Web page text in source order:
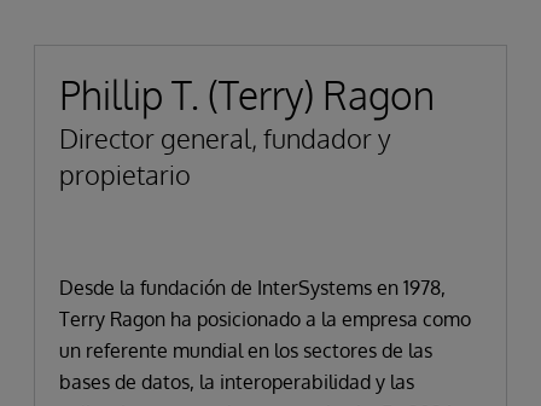
Phillip T. (Terry) Ragon
Director general, fundador y
propietario
Desde la fundación de InterSystems en 1978,
Terry Ragon ha posicionado a la empresa como
un referente mundial en los sectores de las
bases de datos, la interoperabilidad y las